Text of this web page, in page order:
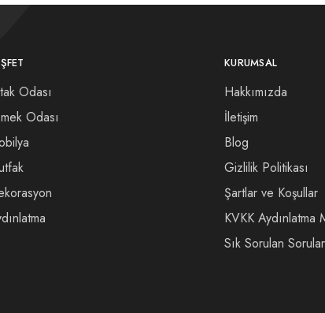
Odası
Odası
KURUMSAL
Hakkımızda
İletişim
Blog
Gizlilik Politikası
Şartlar ve Koşullar
KVKK Aydınlatma
Sık Sorulan Sorular